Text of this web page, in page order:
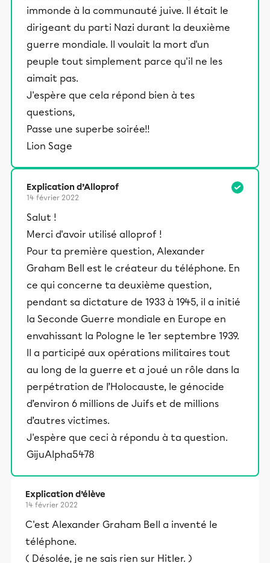
immonde à la communauté juive. Il était le
dirigeant du parti Nazi durant la deuxième
guerre mondiale. Il voulait la mort d'un
peuple tout simplement parce qu'il ne les
aimait pas.
J'espère que cela répond bien à tes
questions,
Passe une superbe soirée!!
Lion Sage
Explication d’Alloprof
14 février 2022
Salut !
Merci d'avoir utilisé alloprof !
Pour ta première question, Alexander
Graham Bell est le créateur du téléphone. En
ce qui concerne ta deuxième question,
pendant sa dictature de 1933 à 1945, il a initié
la Seconde Guerre mondiale en Europe en
envahissant la Pologne le 1er septembre 1939.
Il a participé aux opérations militaires tout
au long de la guerre et a joué un rôle dans la
perpétration de l’Holocauste, le génocide
d’environ 6 millions de Juifs et de millions
d’autres victimes.
J'espère que ceci à répondu à ta question.
GijuAlpha5478
Explication d’élève
14 février 2022
C'est Alexander Graham Bell a inventé le
téléphone.
( Désolée, je ne sais rien sur Hitler. )